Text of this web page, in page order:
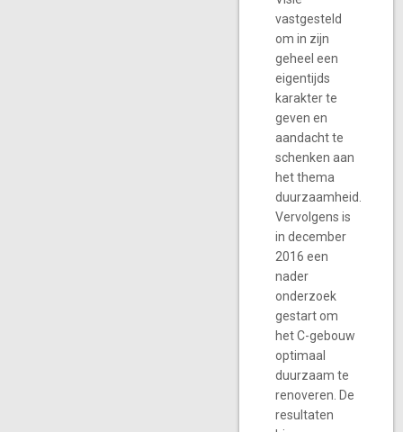
vastgesteld
om in zijn
geheel een
eigentijds
karakter te
geven en
aandacht te
schenken aan
het thema
duurzaamheid.
Vervolgens is
in december
2016 een
nader
onderzoek
gestart om
het C-gebouw
optimaal
duurzaam te
renoveren. De
resultaten